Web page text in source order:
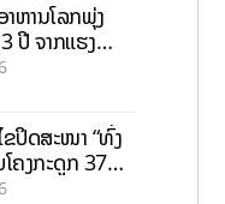
າຫານໂລກພຸ່ງ
ປີ ຈາກແຮງ
ມ, El nino
ປິດສະໜາ “ທົ່ງ
ຄງກະດູກ 37